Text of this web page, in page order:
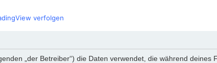
verfolgen
„der Betreiber“) die Daten verwendet, die während deines